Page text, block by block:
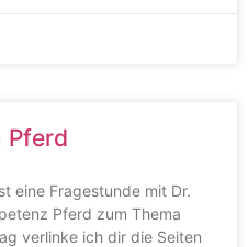
Pferd
eine Fragestunde mit Dr.
Pferd zum Thema
verlinke ich dir die Seiten